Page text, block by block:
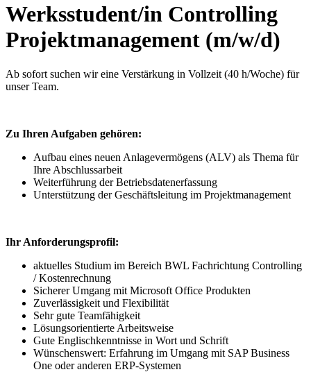
Werksstudent/in Controlling
Projektmanagement (m/w/d)
Ab sofort suchen wir eine Verstärkung in Vollzeit (40 h/Woche) für
unser Team.
Zu Ihren Aufgaben gehören:
Aufbau eines neuen Anlagevermögens (ALV) als Thema für
Ihre Abschlussarbeit
Weiterführung der Betriebsdatenerfassung
Unterstützung der Geschäftsleitung im Projektmanagement
Ihr Anforderungsprofil:
aktuelles Studium im Bereich BWL Fachrichtung Controlling
/ Kostenrechnung
Sicherer Umgang mit Microsoft Office Produkten
Zuverlässigkeit und Flexibilität
Sehr gute Teamfähigkeit
Lösungsorientierte Arbeitsweise
Gute Englischkenntnisse in Wort und Schrift
Wünschenswert: Erfahrung im Umgang mit SAP Business
One oder anderen ERP-Systemen